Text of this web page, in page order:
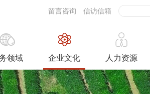
留言咨询 信访信箱
领域 企业文化 人力资源